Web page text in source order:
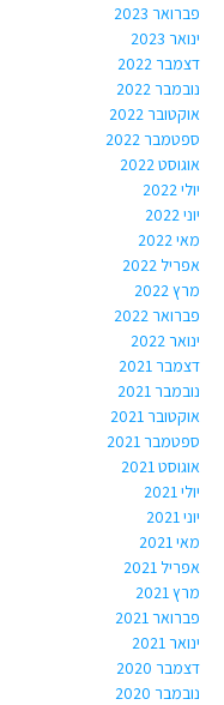
פברואר 2023
ינואר 2023
דצמבר 2022
נובמבר 2022
אוקטובר 2022
ספטמבר 2022
אוגוסט 2022
יולי 2022
יוני 2022
מאי 2022
אפריל 2022
מרץ 2022
פברואר 2022
ינואר 2022
דצמבר 2021
נובמבר 2021
אוקטובר 2021
ספטמבר 2021
אוגוסט 2021
יולי 2021
יוני 2021
מאי 2021
אפריל 2021
מרץ 2021
פברואר 2021
ינואר 2021
דצמבר 2020
נובמבר 2020